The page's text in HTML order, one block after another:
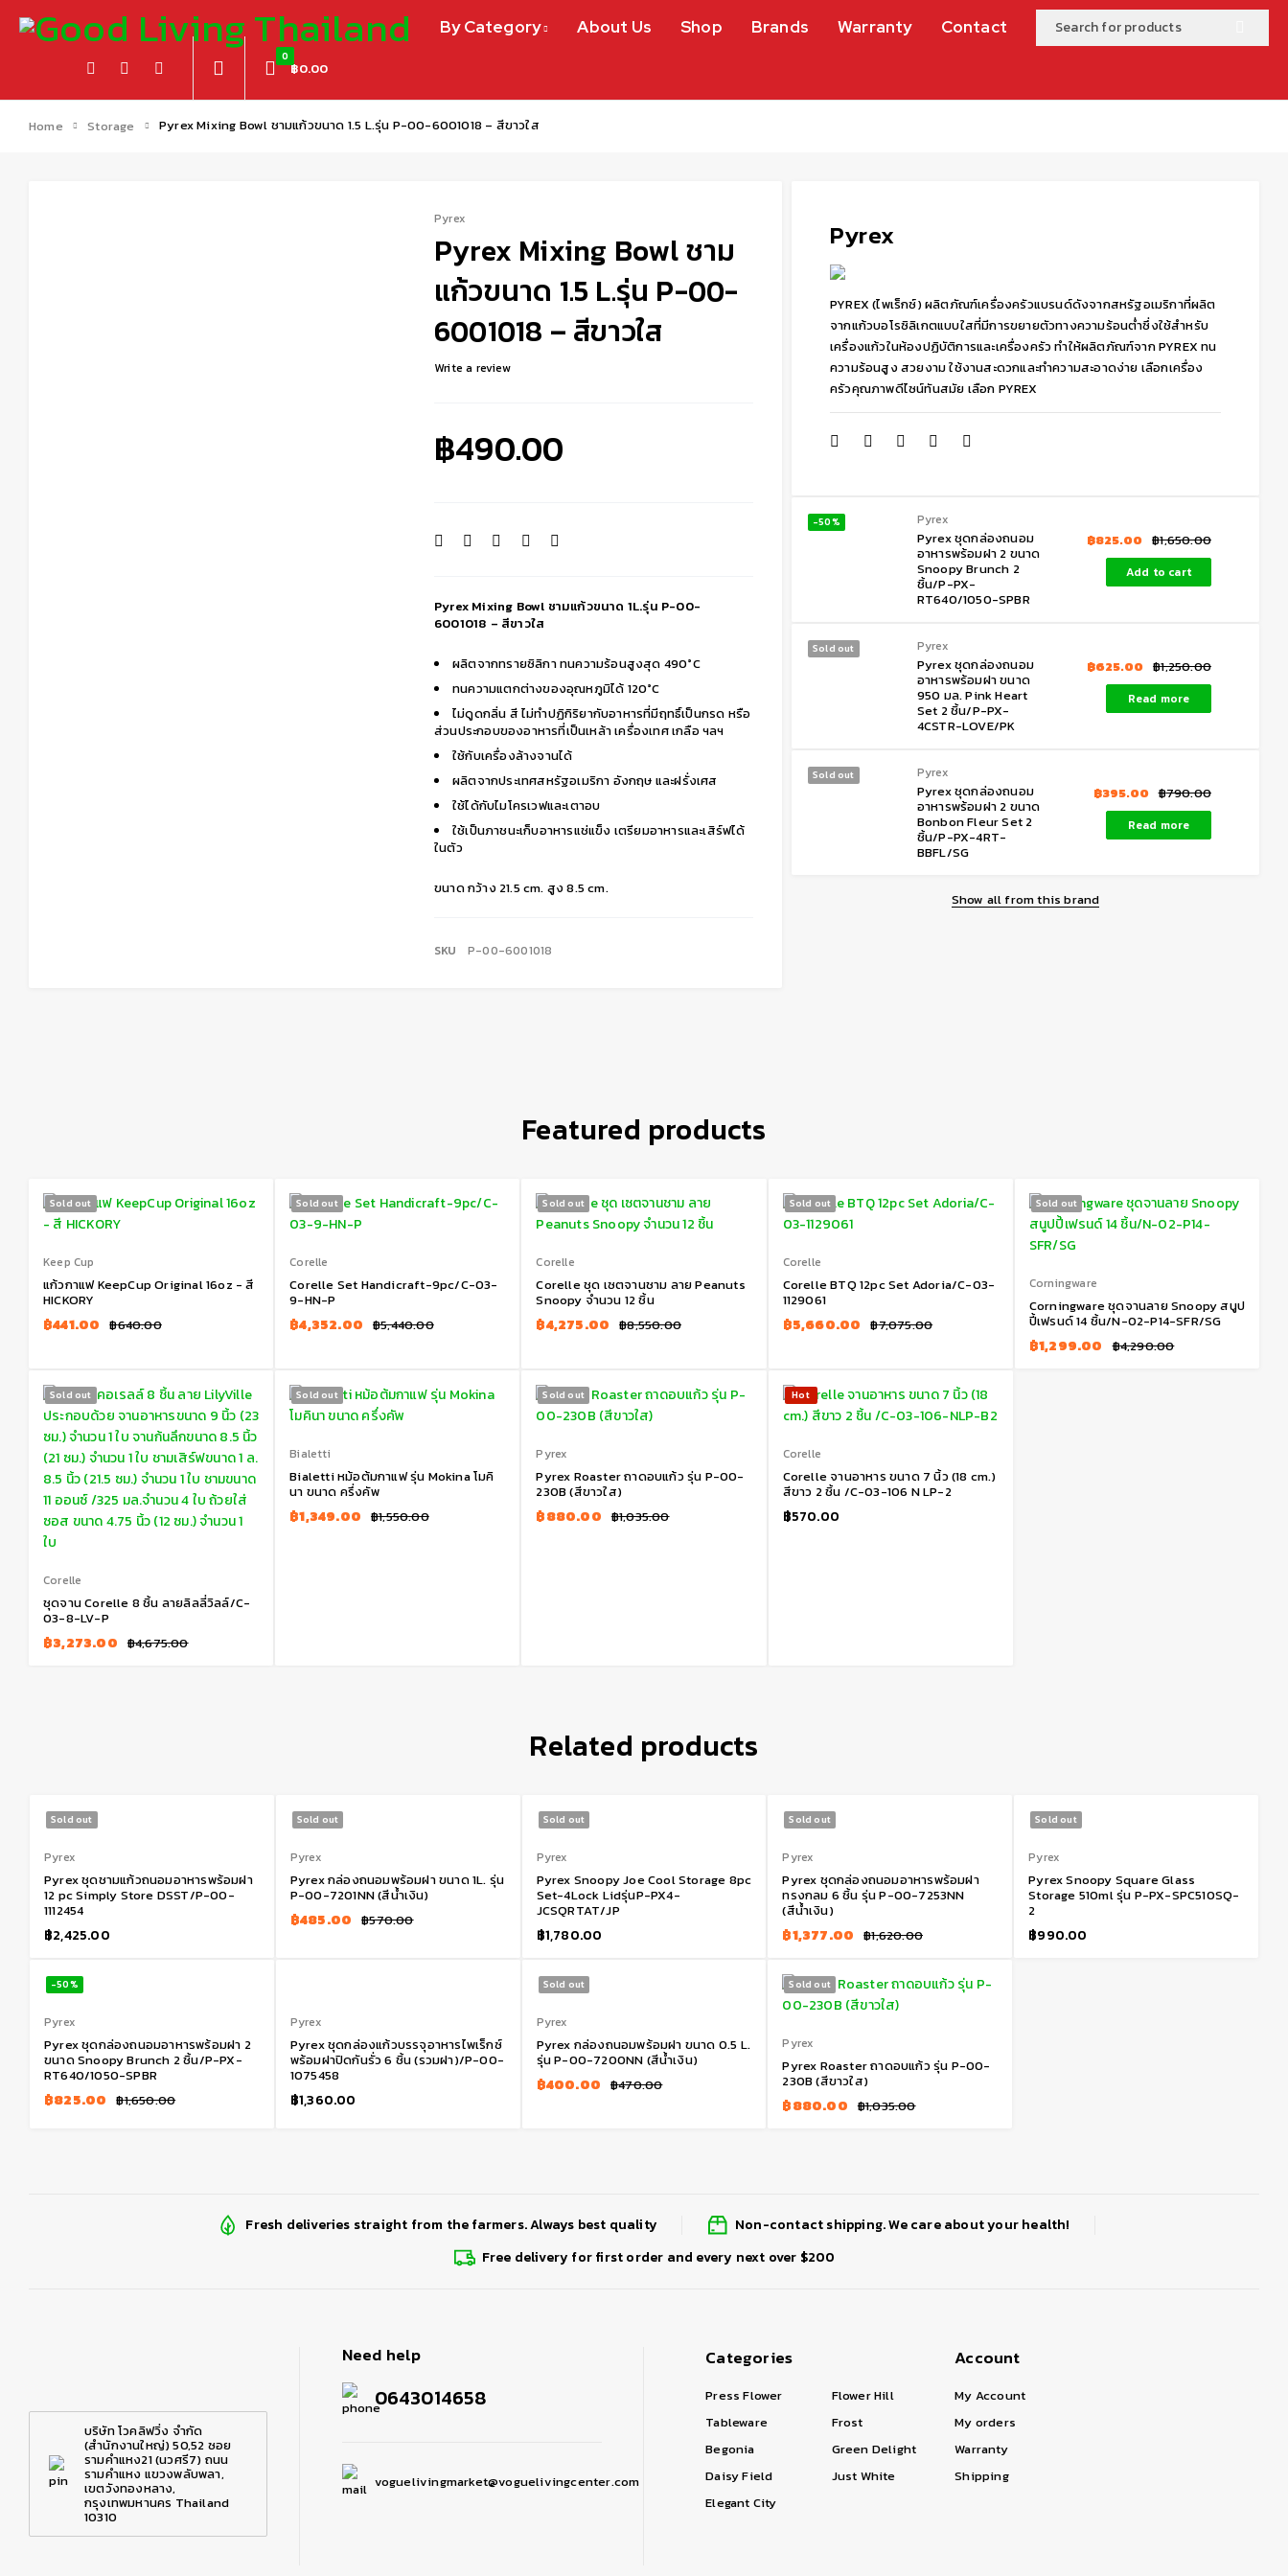
By Category About Us Shop Brands Warranty Contact
0
฿0.00
Home Storage Pyrex Mixing Bowl ชามแก้วขนาด 1.5 L.รุ่น P-00-6001018 – สีขาวใส
Pyrex
PYREX (ไพเร็กซ์) ผลิตภัณฑ์เครื่องครัวแบรนด์ดังจากสหรัฐอเมริกาที่ผลิต
จากแก้วบอโรซิลิเกตแบบใสที่มีการขยายตัวทางความร้อนต่ำซึ่งใช้สำหรับ
เครื่องแก้วในห้องปฏิบัติการและเครื่องครัว ทำให้ผลิตภัณฑ์จาก PYREX ทน
ความร้อนสูง สวยงาม ใช้งานสะดวกและทำความสะอาดง่าย เลือกเครื่อง
ครัวคุณภาพดีไซน์ทันสมัย เลือก PYREX
-50% Pyrex
Pyrex ชุดกล่องถนอม
อาหารพร้อมฝา 2 ขนาด
Snoopy Brunch 2
ชิ้น/P-PX-
RT640/1050-SPBR
฿1,650.00
฿825.00
Add to cart
Sold out Pyrex
Pyrex ชุดกล่องถนอม
อาหารพร้อมฝา ขนาด
950 มล. Pink Heart
Set 2 ชิ้น/P-PX-
4CSTR-LOVE/PK
฿1,250.00
฿625.00
Read more
Sold out Pyrex
Pyrex ชุดกล่องถนอม
อาหารพร้อมฝา 2 ขนาด
Bonbon Fleur Set 2
ชิ้น/P-PX-4RT-
BBFL/SG
฿790.00
฿395.00
Read more
Show all from this brand
Pyrex
Pyrex Mixing Bowl ชาม
แก้วขนาด 1.5 L.รุ่น P-00-
6001018 – สีขาวใส
Write a review
Pyrex Mixing Bowl ชามแก้วขนาด 1L.รุ่น P-00-
6001018 – สีขาวใส
ผลิตจากทรายซิลิกา ทนความร้อนสูงสุด 490°C
ทนความแตกต่างของอุณหภูมิได้ 120°C
ไม่ดูดกลิ่น สี ไม่ทำปฏิกิริยากับอาหารที่มีฤทธิ์เป็นกรด หรือ
ส่วนประกอบของอาหารที่เป็นเหล้า เครื่องเทศ เกลือ ฯลฯ
ใช้กับเครื่องล้างจานได้
ผลิตจากประเทศสหรัฐอเมริกา อังกฤษ และฝรั่งเศส
ใช้ได้กับไมโครเวฟและเตาอบ
ใช้เป็นภาชนะเก็บอาหารแช่แข็ง เตรียมอาหารและเสิร์ฟได้
ในตัว
ขนาด กว้าง 21.5 cm. สูง 8.5 cm.
฿490.00
SKU P-00-6001018
Featured products
Sold out
Keep Cup
แก้วกาแฟ KeepCup Original 16oz - สี
HICKORY
฿640.00
฿441.00
Sold out
Corelle
Corelle Set Handicraft-9pc/C-03-
9-HN-P
฿5,440.00
฿4,352.00
Sold out
Corelle
Corelle ชุด เซตจานชาม ลาย Peanuts
Snoopy จำนวน 12 ชิ้น
฿8,550.00
฿4,275.00
Sold out
Corelle
Corelle BTQ 12pc Set Adoria/C-03-
1129061
฿7,075.00
฿5,660.00
Sold out
Corningware
Corningware ชุดจานลาย Snoopy สนูป
ปี้เฟรนด์ 14 ชิ้น/N-02-P14-SFR/SG
฿4,290.00
฿1,299.00
Sold out
Corelle
ชุดจาน Corelle 8 ชิ้น ลายลิลลี่วิลล์/C-
03-8-LV-P
฿4,675.00
฿3,273.00
Sold out
Bialetti
Bialetti หม้อต้มกาแฟ รุ่น Mokina โมคิ
นา ขนาด ครึ่งคัพ
฿1,550.00
฿1,349.00
Sold out
Pyrex
Pyrex Roaster ถาดอบแก้ว รุ่น P-00-
230B (สีขาวใส)
฿1,035.00
฿880.00
Hot
Corelle
Corelle จานอาหาร ขนาด 7 นิ้ว (18 cm.)
สีขาว 2 ชิ้น /C-03-106 N LP-2
฿570.00
Related products
Sold out
Pyrex
Pyrex ชุดชามแก้วถนอมอาหารพร้อมฝา
12 pc Simply Store DSST/P-00-
1112454
฿2,425.00
Sold out
Pyrex
Pyrex กล่องถนอมพร้อมฝา ขนาด 1L. รุ่น
P-00-7201NN (สีน้ำเงิน)
฿570.00
฿485.00
Sold out
Pyrex
Pyrex Snoopy Joe Cool Storage 8pc
Set-4Lock Lidรุ่นP-PX4-
JCSQRTAT/JP
฿1,780.00
Sold out
Pyrex
Pyrex ชุดกล่องถนอมอาหารพร้อมฝา
ทรงกลม 6 ชิ้น รุ่น P-00-7253NN
(สีน้ำเงิน)
฿1,620.00
฿1,377.00
Sold out
Pyrex
Pyrex Snoopy Square Glass
Storage 510ml รุ่น P-PX-SPC510SQ-
2
฿990.00
-50%
Pyrex
Pyrex ชุดกล่องถนอมอาหารพร้อมฝา 2
ขนาด Snoopy Brunch 2 ชิ้น/P-PX-
RT640/1050-SPBR
฿1,650.00
฿825.00
Pyrex
Pyrex ชุดกล่องแก้วบรรจุอาหารไพเร็กซ์
พร้อมฝาปิดกันรั่ว 6 ชิ้น (รวมฝา)/P-00-
1075458
฿1,360.00
Sold out
Pyrex
Pyrex กล่องถนอมพร้อมฝา ขนาด 0.5 L.
รุ่น P-00-7200NN (สีน้ำเงิน)
฿470.00
฿400.00
Sold out
Pyrex
Pyrex Roaster ถาดอบแก้ว รุ่น P-00-
230B (สีขาวใส)
฿1,035.00
฿880.00
Fresh deliveries straight from the farmers. Always best quality
Non-contact shipping. We care about your health!
Free delivery for first order and every next over $200
บริษัท โวคลิฟวิ่ง จำกัด
(สำนักงานใหญ่) 50,52 ซอย
รามคำแหง21 (นวศรี7) ถนน
รามคำแหง แขวงพลับพลา,
เขตวังทองหลาง,
กรุงเทพมหานคร Thailand
10310
Need help
0643014658
voguelivingmarket@voguelivingcenter.com
Categories
Press Flower
Tableware
Begonia
Daisy Field
Elegant City
Flower Hill
Frost
Green Delight
Just White
Account
My Account
My orders
Warranty
Shipping